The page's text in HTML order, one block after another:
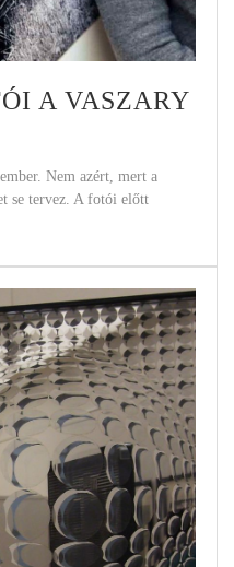
A VASZARY
Nem azért, mert a
se tervez. A fotói előtt